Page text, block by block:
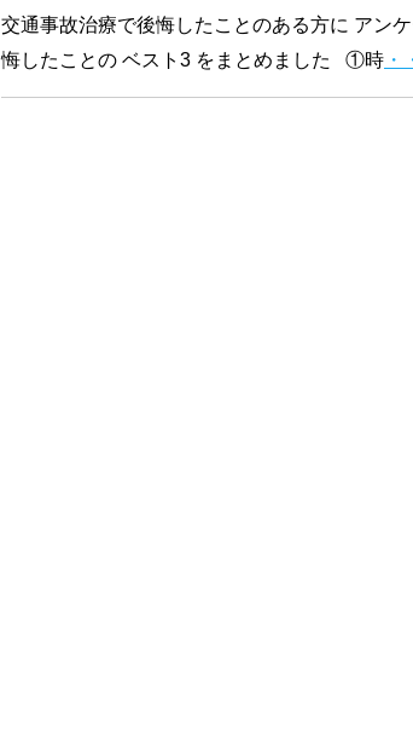
交通事故治療で後悔したことのある方に ア
悔したことの ベスト3 をまとめました ①時